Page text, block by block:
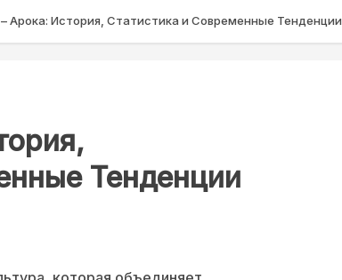
Арока: История, Статистика и Современные Тенденции
Тенденции